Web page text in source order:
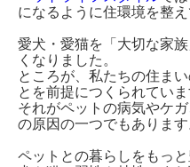
になるように住環境を整
愛犬・愛猫を「大切な家
くなりました。
ところが、私たちの住ま
とを前提につくられていま
それがペットの病気やケ
の原因の一つでもあります
ペットとの暮らしをもっ